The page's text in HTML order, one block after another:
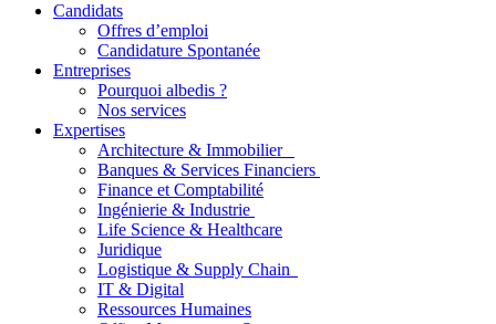
Candidats
Offres d’emploi
Candidature Spontanée
Entreprises
Pourquoi albedis ?
Nos services
Expertises
Architecture & Immobilier
Banques & Services Financiers
Finance et Comptabilité
Ingénierie & Industrie
Life Science & Healthcare
Juridique
Logistique & Supply Chain
IT & Digital
Ressources Humaines